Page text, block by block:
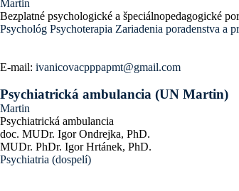
Martin
Bezplatné psychologické a špeciálnopedagogické
Psychológ Psychoterapia Zariadenia poradenstva a
E-mail: ivanicovacpppapmt@gmail.com
Psychiatrická ambulancia (UN Martin)
Martin
Psychiatrická ambulancia
doc. MUDr. Igor Ondrejka, PhD.
MUDr. PhDr. Igor Hrtánek, PhD.
Psychiatria (dospelí)